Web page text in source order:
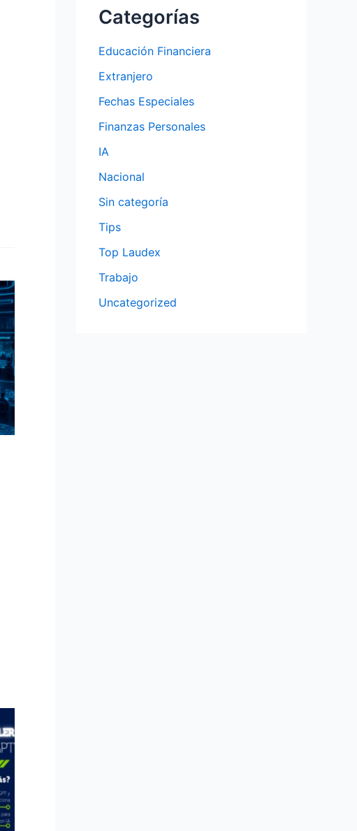
Categorías
Educación Financiera
Extranjero
Fechas Especiales
Finanzas Personales
IA
Nacional
Sin categoría
Tips
Top Laudex
Trabajo
Uncategorized